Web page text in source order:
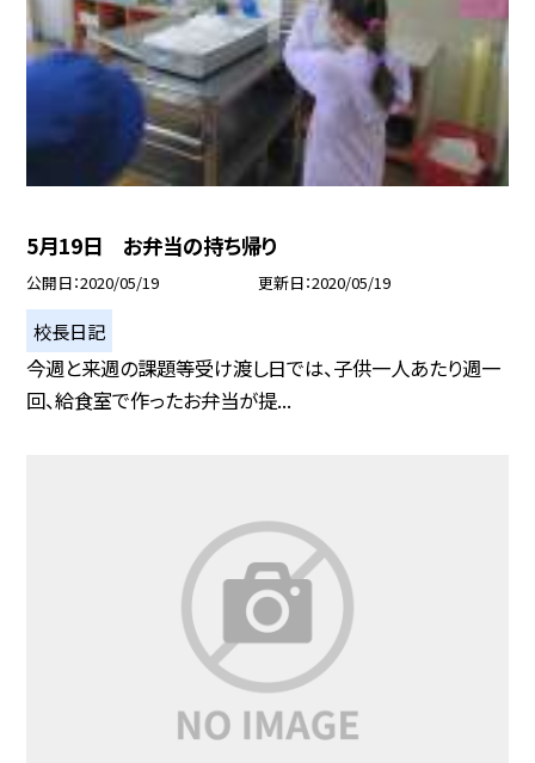
5月19日 お弁当の持ち帰り
公開日 2020/05/19 更新日 2020/05/19
校長日記
今週と来週の課題等受け渡し日では、子供一人あたり週一
回、給食室で作ったお弁当が提...